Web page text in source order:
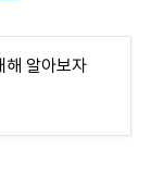
알아보자